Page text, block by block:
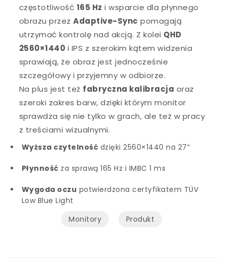
częstotliwość 165 Hz i wsparcie dla płynnego
obrazu przezAdaptive-Sync pomagają
utrzymać kontrolę nad akcją. Z kolei QHD
2560×1440 i IPS z szerokim kątem widzenia
sprawiają, że obraz jest jednocześnie
szczegółowy i przyjemny w odbiorze.
Na plus jest też fabryczna kalibracja oraz
szeroki zakres barw, dzięki którym monitor
sprawdza się nie tylko w grach, ale też w pracy
z treściami wizualnymi.
Wyższa czytelność dzięki 2560×1440 na 27”
Płynność za sprawą 165 Hz i IMBC 1 ms
Wygoda oczu potwierdzona certyfikatem TÜV
Low Blue Light
Monitory
Produkt